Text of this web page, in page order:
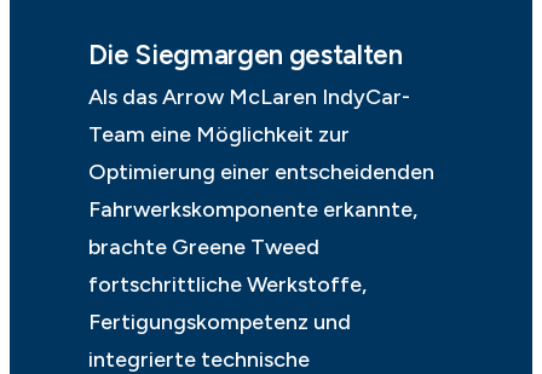
Die Siegmargen gestalten
Als das Arrow McLaren IndyCar-
Team eine Möglichkeit zur
Optimierung einer entscheidenden
Fahrwerkskomponente erkannte,
brachte Greene Tweed
fortschrittliche Werkstoffe,
Fertigungskompetenz und
integrierte technische